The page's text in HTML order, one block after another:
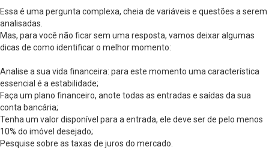
Essa é uma pergunta complexa, cheia de variáveis e questões a serem
analisadas.
Mas, para você não ficar sem uma resposta, vamos deixar algumas
dicas de como identificar o melhor momento:
Analise a sua vida financeira: para este momento uma característica
essencial é a estabilidade;
Faça um plano financeiro, anote todas as entradas e saídas da sua
conta bancária;
Tenha um valor disponível para a entrada, ele deve ser de pelo menos
10% do imóvel desejado;
Pesquise sobre as taxas de juros do mercado.